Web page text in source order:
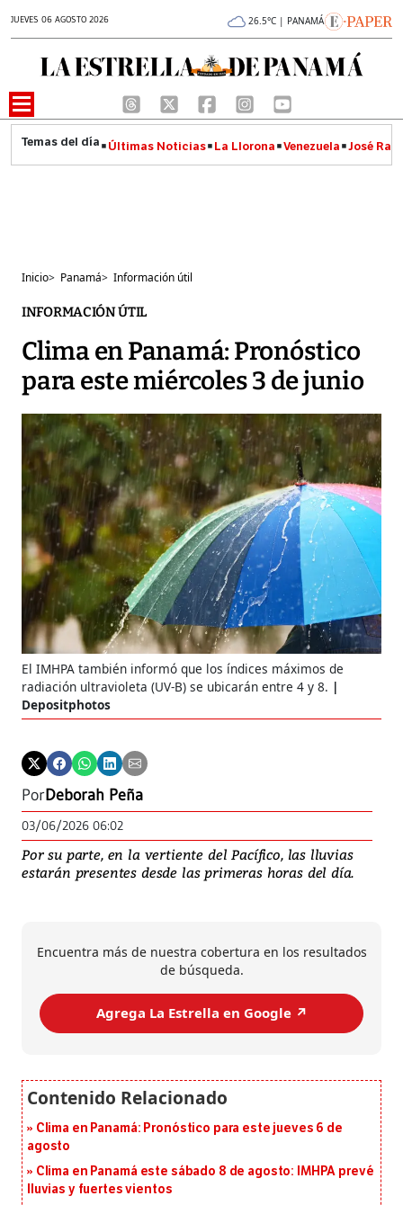
JUEVES 06 AGOSTO 2026 26.5°C | PANAMÁ
Últimas Noticias La Llorona Venezuela José
Inicio> Panamá> Información útil
INFORMACIÓN ÚTIL
Clima en Panamá: Pronóstico
para este miércoles 3 de junio
El IMHPA también informó que los índices máximos de
radiación ultravioleta (UV-B) se ubicarán entre 4 y 8.
Depositphotos
PorDeborah Peña
03/06/2026 06:02
Por su parte, en la vertiente del Pacífico, las lluvias
estarán presentes desde las primeras horas del día.
Encuentra más de nuestra cobertura en los resultados
de búsqueda.
Agrega La Estrella en Google ↗️
Clima en Panamá: Pronóstico para este jueves 6 de
agosto
Clima en Panamá este sábado 8 de agosto: IMHPA prevé
lluvias y fuertes vientos